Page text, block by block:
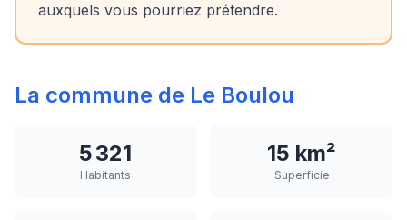
auxquels vous pourriez prétendre.
La commune de Le Boulou
5 321
Habitants
15 km²
Superficie